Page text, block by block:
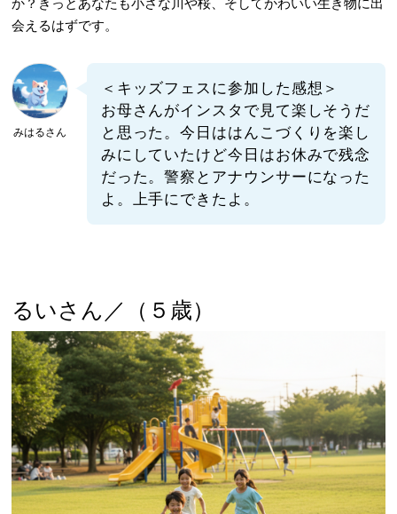
会えるはずです。
みはるさん
＜キッズフェスに参加した感想＞
お母さんがインスタで見て楽しそうだ
と思った。今日ははんこづくりを楽し
みにしていたけど今日はお休みで残念
だった。警察とアナウンサーになった
よ。上手にできたよ。
るいさん／（５歳）